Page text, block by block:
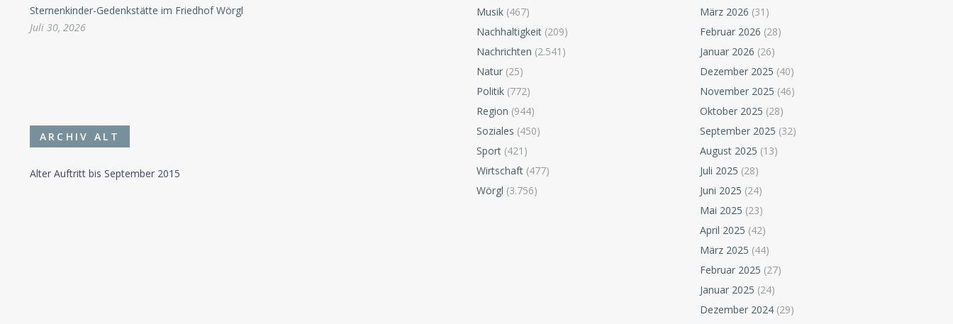
Sternenkinder-Gedenkstätte im Friedhof Wörgl
Juli 30, 2026
ARCHIV ALT
Alter Auftritt bis September 2015
Musik (467)
Nachhaltigkeit (209)
Nachrichten (2.541)
Natur (25)
Politik (772)
Region (944)
Soziales (450)
Sport (421)
Wirtschaft (477)
Wörgl (3.756)
März 2026 (31)
Februar 2026 (28)
Januar 2026 (26)
Dezember 2025 (40)
November 2025 (46)
Oktober 2025 (28)
September 2025 (32)
August 2025 (13)
Juli 2025 (28)
Juni 2025 (24)
Mai 2025 (23)
April 2025 (42)
März 2025 (44)
Februar 2025 (27)
Januar 2025 (24)
Dezember 2024 (29)